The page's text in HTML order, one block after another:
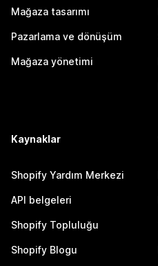
Mağaza tasarımı
Pazarlama ve dönüşüm
Mağaza yönetimi
Kaynaklar
Shopify Yardım Merkezi
API belgeleri
Shopify Topluluğu
Shopify Blogu